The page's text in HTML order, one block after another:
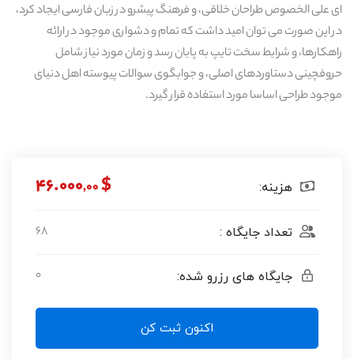
ای علی الخصوص طراحان خلاقی، و فرهنگ پیشرو در زبان فارسی ایجاد کرد،
در این صورت می توان امید داشت که تمام و دشواری موجود در ارائه
راهکارها، و شرایط سخت تایپ به پایان رسد و زمان مورد نیاز شامل
حروفچینی دستاوردهای اصلی، و جوابگوی سوالات پیوسته اهل دنیای
موجود طراحی اساسا مورد استفاده قرار گیرد.
هزینه: $ ۴۶.۰۰۰,۰۰
تعداد جایگاه : ۶۸
جایگاه های رزرو شده: ۰
اکنون ثبت کن